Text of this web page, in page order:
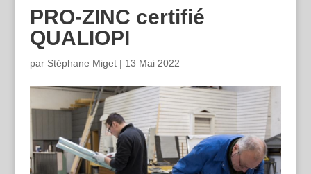
PRO-ZINC certifié
QUALIOPI
par Stéphane Miget| 13 Mai 2022